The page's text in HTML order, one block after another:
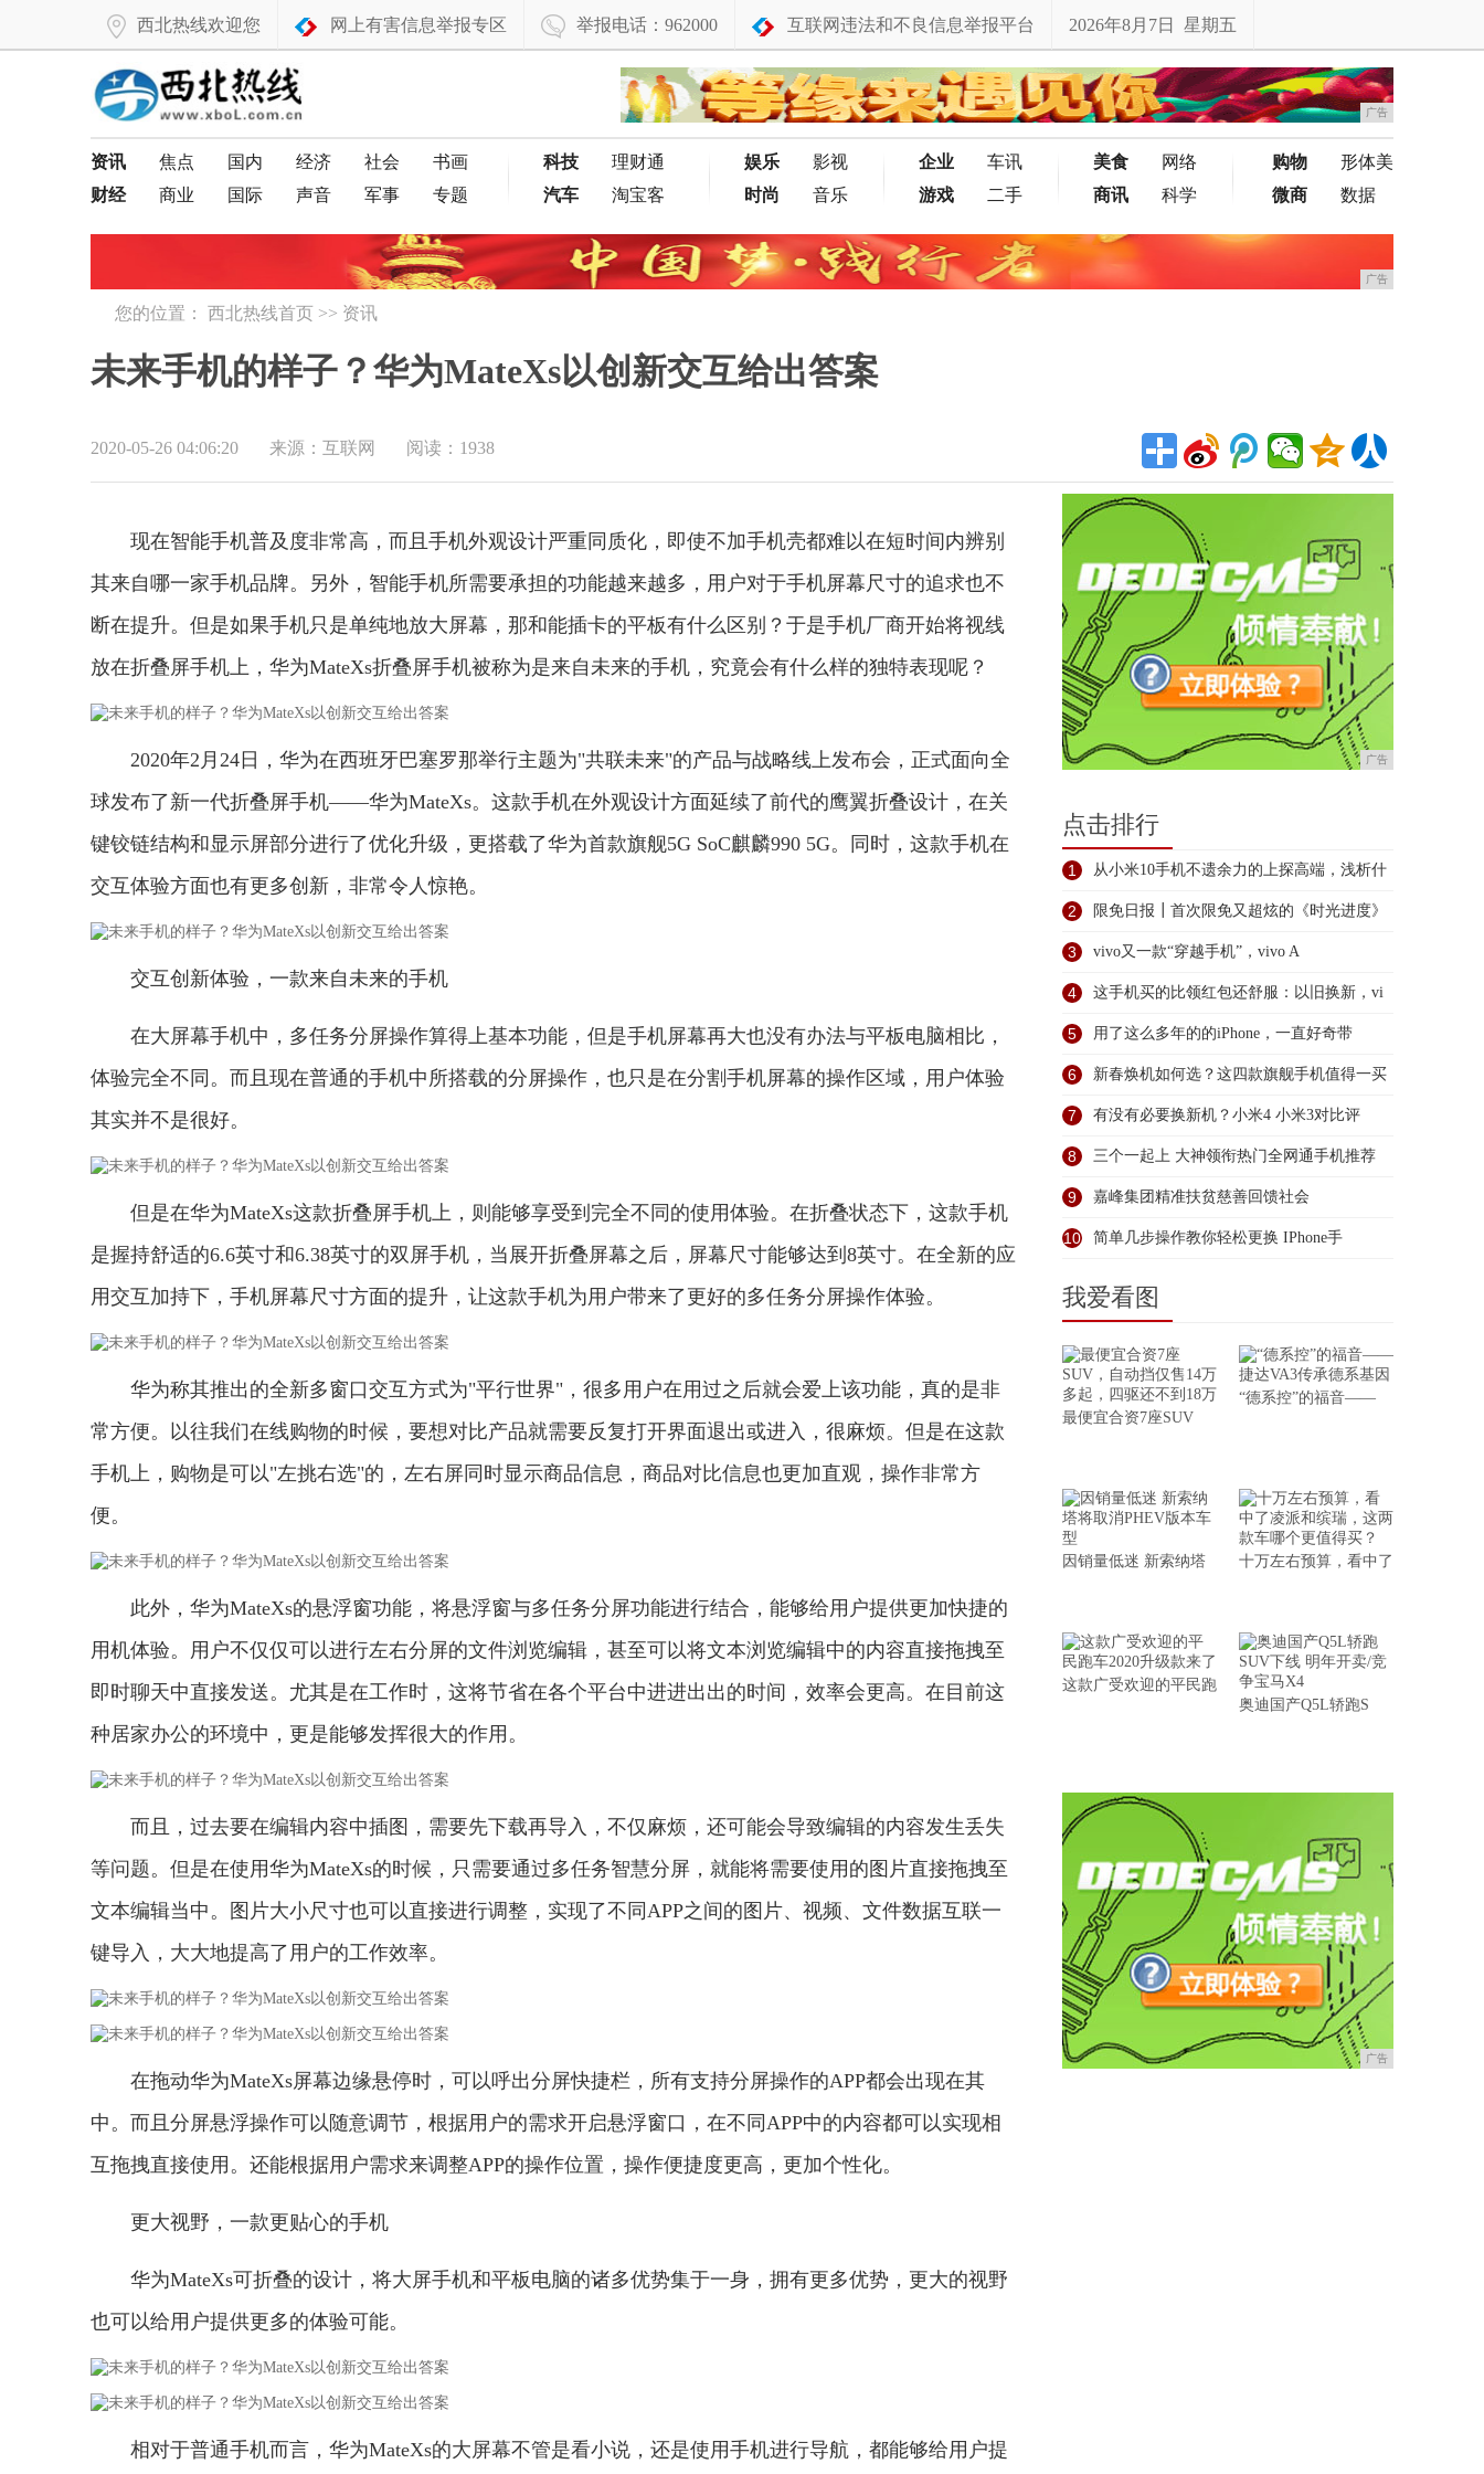
西北热线欢迎您 网上有害信息举报专区 举报电话：962000 互联网违法和不良信息举报平台 2026年8月7日 星期五
广告
资讯 焦点 国内 经济 社会
书画
财经
商业 国际 声音 军事 专题
科技
理财通
汽车
淘宝客
娱乐
影视
时尚
音乐
企业
车讯
游戏
二手
美食
网络
商讯
科学
购物
形体美
微商
数据
广告
您的位置： 西北热线首页 >> 资讯
未来手机的样子？华为MateXs以创新交互给出答案
2020-05-26 04:06:20 来源：互联网 阅读：1938
现在智能手机普及度非常高，而且手机外观设计严重同质化，即使不加手机壳都难以在短时间内辨别
其来自哪一家手机品牌。另外，智能手机所需要承担的功能越来越多，用户对于手机屏幕尺寸的追求也不
断在提升。但是如果手机只是单纯地放大屏幕，那和能插卡的平板有什么区别？于是手机厂商开始将视线
放在折叠屏手机上，华为MateXs折叠屏手机被称为是来自未来的手机，究竟会有什么样的独特表现呢？
2020年2月24日，华为在西班牙巴塞罗那举行主题为"共联未来"的产品与战略线上发布会，正式面向全
球发布了新一代折叠屏手机——华为MateXs。这款手机在外观设计方面延续了前代的鹰翼折叠设计，在关
键铰链结构和显示屏部分进行了优化升级，更搭载了华为首款旗舰5G SoC麒麟990 5G。同时，这款手机在
交互体验方面也有更多创新，非常令人惊艳。
交互创新体验，一款来自未来的手机
在大屏幕手机中，多任务分屏操作算得上基本功能，但是手机屏幕再大也没有办法与平板电脑相比，
体验完全不同。而且现在普通的手机中所搭载的分屏操作，也只是在分割手机屏幕的操作区域，用户体验
其实并不是很好。
但是在华为MateXs这款折叠屏手机上，则能够享受到完全不同的使用体验。在折叠状态下，这款手机
是握持舒适的6.6英寸和6.38英寸的双屏手机，当展开折叠屏幕之后，屏幕尺寸能够达到8英寸。在全新的应
用交互加持下，手机屏幕尺寸方面的提升，让这款手机为用户带来了更好的多任务分屏操作体验。
华为称其推出的全新多窗口交互方式为"平行世界"，很多用户在用过之后就会爱上该功能，真的是非
常方便。以往我们在线购物的时候，要想对比产品就需要反复打开界面退出或进入，很麻烦。但是在这款
手机上，购物是可以"左挑右选"的，左右屏同时显示商品信息，商品对比信息也更加直观，操作非常方
便。
此外，华为MateXs的悬浮窗功能，将悬浮窗与多任务分屏功能进行结合，能够给用户提供更加快捷的
用机体验。用户不仅仅可以进行左右分屏的文件浏览编辑，甚至可以将文本浏览编辑中的内容直接拖拽至
即时聊天中直接发送。尤其是在工作时，这将节省在各个平台中进进出出的时间，效率会更高。在目前这
种居家办公的环境中，更是能够发挥很大的作用。
而且，过去要在编辑内容中插图，需要先下载再导入，不仅麻烦，还可能会导致编辑的内容发生丢失
等问题。但是在使用华为MateXs的时候，只需要通过多任务智慧分屏，就能将需要使用的图片直接拖拽至
文本编辑当中。图片大小尺寸也可以直接进行调整，实现了不同APP之间的图片、视频、文件数据互联一
键导入，大大地提高了用户的工作效率。
在拖动华为MateXs屏幕边缘悬停时，可以呼出分屏快捷栏，所有支持分屏操作的APP都会出现在其
中。而且分屏悬浮操作可以随意调节，根据用户的需求开启悬浮窗口，在不同APP中的内容都可以实现相
互拖拽直接使用。还能根据用户需求来调整APP的操作位置，操作便捷度更高，更加个性化。
更大视野，一款更贴心的手机
华为MateXs可折叠的设计，将大屏手机和平板电脑的诸多优势集于一身，拥有更多优势，更大的视野
也可以给用户提供更多的体验可能。
相对于普通手机而言，华为MateXs的大屏幕不管是看小说，还是使用手机进行导航，都能够给用户提
广告
点击排行
1 从小米10手机不遗余力的上探高端，浅析什
2 限免日报┃首次限免又超炫的《时光进度》
等
3 vivo又一款“穿越手机”，vivo A
4 这手机买的比领红包还舒服：以旧换新，vi
5 用了这么多年的的iPhone，一直好奇带
6 新春焕机如何选？这四款旗舰手机值得一买
7 有没有必要换新机？小米4 小米3对比评
8 三个一起上 大神领衔热门全网通手机推荐
9 嘉峰集团精准扶贫慈善回馈社会
10 简单几步操作教你轻松更换 IPhone手
我爱看图
最便宜合资7座SUV
“德系控”的福音——
因销量低迷 新索纳塔 十万左右预算，看中了
这款广受欢迎的平民跑
奥迪国产Q5L轿跑S
广告